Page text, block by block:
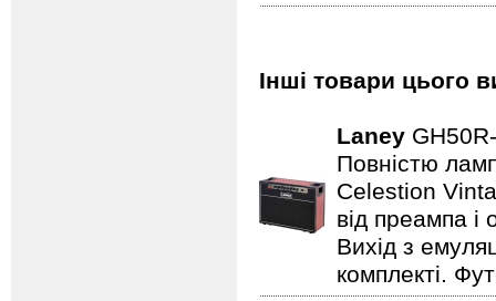
Інші товари цього
Laney
Повністю
Celestion
від преампа
Вихід з
комплекті.